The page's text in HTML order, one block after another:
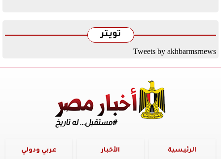
تويتر
Tweets by akhbarmsrnews
الرئيسية الأخبار عربي ودولي